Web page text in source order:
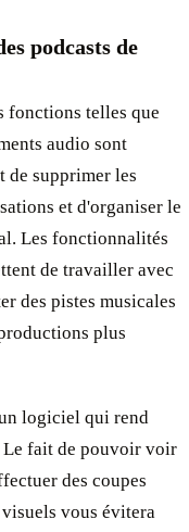
podcasts de
fonctions telles que
audio sont
de supprimer les
et d'organiser le
Les fonctionnalités
de travailler avec
des pistes musicales
plus
logiciel qui rend
fait de pouvoir voir
des coupes
vous évitera